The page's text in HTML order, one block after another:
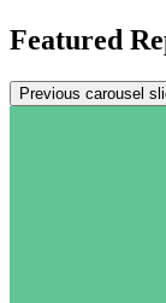
Featured
Previous carousel